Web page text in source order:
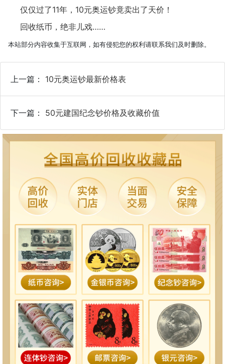
仅仅过了11年，10元奥运钞竟卖出了天价！
回收纸币，绝非儿戏……
本站部分内容收集于互联网，如有侵犯您的权利请联系我们及时删除。
上一篇： 10元奥运钞最新价格表
下一篇： 50元建国纪念钞价格及收藏价值